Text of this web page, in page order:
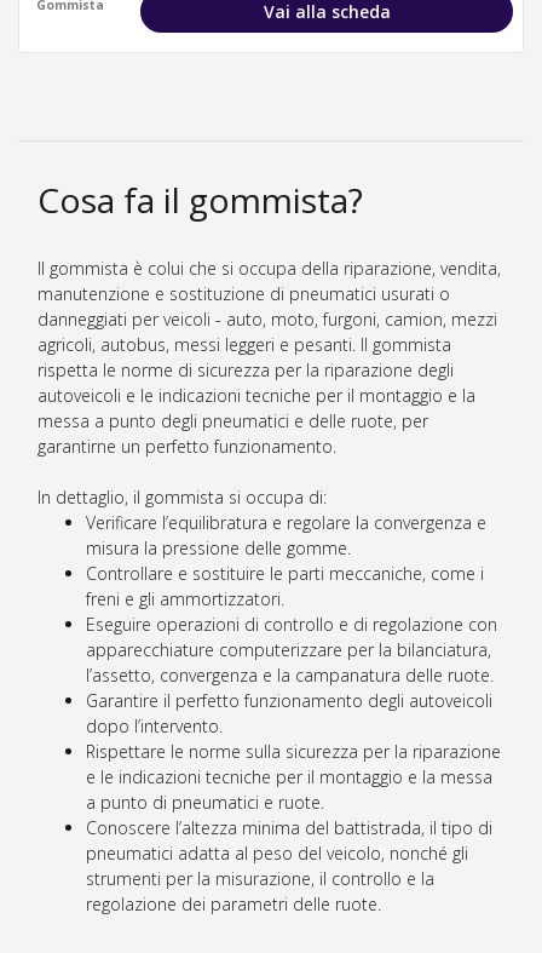
Gommista Vai alla scheda
Cosa fa il gommista?
Il gommista è colui che si occupa della riparazione, vendita,
manutenzione e sostituzione di pneumatici usurati o
danneggiati per veicoli - auto, moto, furgoni, camion, mezzi
agricoli, autobus, messi leggeri e pesanti. Il gommista
rispetta le norme di sicurezza per la riparazione degli
autoveicoli e le indicazioni tecniche per il montaggio e la
messa a punto degli pneumatici e delle ruote, per
garantirne un perfetto funzionamento.
In dettaglio, il gommista si occupa di:
Verificare l’equilibratura e regolare la convergenza e
misura la pressione delle gomme.
Controllare e sostituire le parti meccaniche, come i
freni e gli ammortizzatori.
Eseguire operazioni di controllo e di regolazione con
apparecchiature computerizzare per la bilanciatura,
l’assetto, convergenza e la campanatura delle ruote.
Garantire il perfetto funzionamento degli autoveicoli
dopo l’intervento.
Rispettare le norme sulla sicurezza per la riparazione
e le indicazioni tecniche per il montaggio e la messa
a punto di pneumatici e ruote.
Conoscere l’altezza minima del battistrada, il tipo di
pneumatici adatta al peso del veicolo, nonché gli
strumenti per la misurazione, il controllo e la
regolazione dei parametri delle ruote.